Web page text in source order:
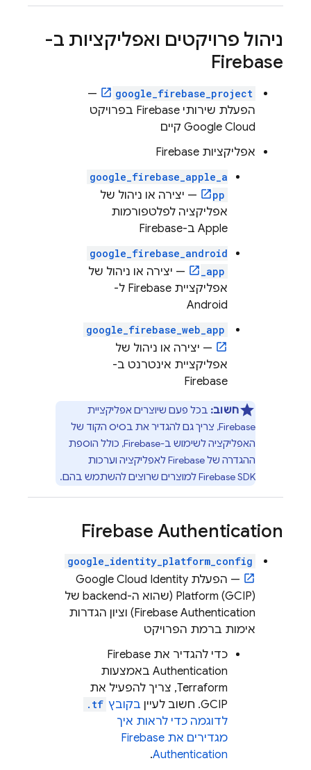
ניהול פרויקטים ואפליקציות ב-
Firebase
google_firebase_project
—
הפעלת שירותי Firebase בפרויקט
Google Cloud קיים
אפליקציות Firebase
google_firebase_apple_a
pp
— יצירה או ניהול של
אפליקציה לפלטפורמות
Apple ב-Firebase
google_firebase_android
_app
— יצירה או ניהול של
אפליקציית Firebase ל-
Android
google_firebase_web_app
— יצירה או ניהול של
אפליקציית אינטרנט ב-
Firebase
חשוב: בכל פעם שיוצרים אפליקציית
Firebase, צריך גם להגדיר את בסיס הקוד של
האפליקציה לשימוש ב-Firebase, כולל הוספת
ההגדרה של Firebase לאפליקציה וערכות
Firebase SDK למוצרים שרוצים להשתמש בהם.
Firebase Authentication
google_identity_platform_config
— הפעלת Google Cloud Identity
Platform (GCIP) (שהוא ה-backend של
Firebase Authentication) וציון הגדרות
אימות ברמת הפרויקט
כדי להגדיר את Firebase
Authentication באמצעות
Terraform, צריך להפעיל את
GCIP. חשוב לעיין
בקובץ .tf
לדוגמה כדי לראות איך
מגדירים את Firebase
Authentication
.